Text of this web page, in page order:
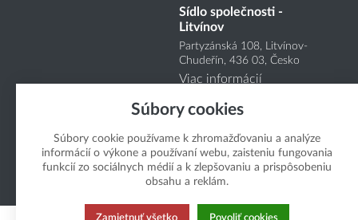
Sídlo společnosti -
Litvínov
Partyzánská 108, Litvínov-
Chudeřín, 436 03, Česko
Viac informácií
Copyright Boukal.SK 2026
Súbory cookies
Súbory cookie používame k zhromažďovaniu a analýze
informácií o výkone a používaní webu, zaisteniu fungovania
funkcií zo sociálnych médií a k zlepšovaniu a prispôsobeniu
obsahu a reklám.